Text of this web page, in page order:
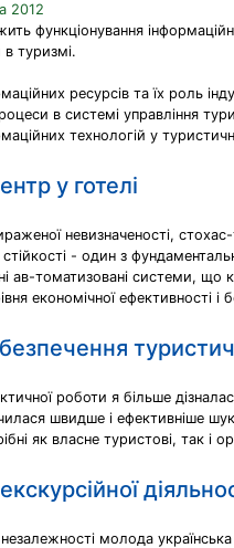
2012
функціонування
в туризмі.
ресурсів та їх роль
в системі управління
технологій у
у готелі
невизначеності,
стійкості - один з
ав-томатизовані системи, що
економічної ефективності і
роботи я більше
швидше і ефективніше
як власне туристові, так і
молода